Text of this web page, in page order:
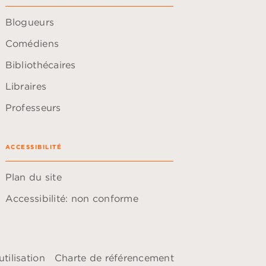
Blogueurs
Comédiens
Bibliothécaires
Libraires
Professeurs
ACCESSIBILITÉ
Plan du site
Accessibilité: non conforme
Charte de référencement